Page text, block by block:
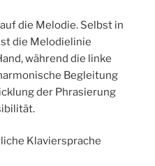
die Melodie. Selbst in
die Melodielinie
während die linke
Begleitung
der Phrasierung
Klaviersprache